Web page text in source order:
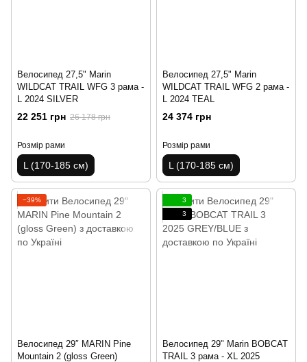
Велосипед 27,5" Marin
WILDCAT TRAIL WFG 3 рама -
L 2024 SILVER
22 251 грн 26 178 грн
Розмір рами
L (170-185 см)
Велосипед 27,5" Marin
WILDCAT TRAIL WFG 2 рама -
L 2024 TEAL
24 374 грн
Розмір рами
L (170-185 см)
−39%
Велосипед 29″ MARIN Pine
Mountain 2 (gloss Green)
3
3
Велосипед 29" Marin BOBCAT
TRAIL 3 рама - XL 2025